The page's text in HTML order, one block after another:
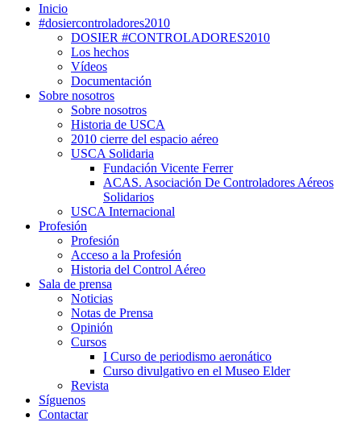
Inicio
#dosiercontroladores2010
DOSIER #CONTROLADORES2010
Los hechos
Vídeos
Documentación
Sobre nosotros
Sobre nosotros
Historia de USCA
2010 cierre del espacio aéreo
USCA Solidaria
Fundación Vicente Ferrer
ACAS. Asociación De Controladores Aéreos
Solidarios
USCA Internacional
Profesión
Profesión
Acceso a la Profesión
Historia del Control Aéreo
Sala de prensa
Noticias
Notas de Prensa
Opinión
Cursos
I Curso de periodismo aeronático
Curso divulgativo en el Museo Elder
Revista
Síguenos
Contactar